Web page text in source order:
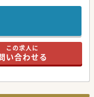
この求人に
い合わせる